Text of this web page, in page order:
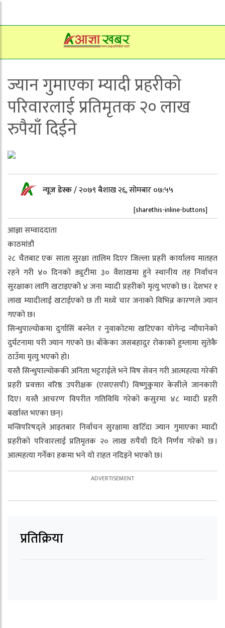
ज्यान गुमाएका म्यादी प्रहरीको
परिवारलाई प्रतिमृतक २० लाख
रुपैयाँ दिईने
न्यूज डेस्क/२०७९ बैशाख २६, सोमबार ०७:५५
[sharethis-inline-buttons]
आज्ञा सम्वाददाता
काठमांडौ
२८ चैतबाट एक साता सुरक्षा तालिम दिएर जिल्ला प्रहरी कार्यालय मातहत
रहने गरी ४० दिनको ड्युटीमा ३० वैशाखमा हुने स्थानीय तह निर्वाचन
सुरक्षाका लागि खटाइएकोे ४ जना म्यादी प्रहरीको मृत्यु भएको छ । देशभर १
लाख म्यादीलाई खटाईएको छ ती मध्ये चार जनाको विभिन्न कारणले ज्यान
गएको छ।
सिन्धुपाल्चोकमा दुर्गासिं बस्नेत र नुवाकोटमा खटिएका योगेन्द्र न्यौपानेको
दुर्घटनामा परी ज्यान गएको छ। बाँकेका जसबहादुर रोकाको हुम्लामा सुतेकै
ठाउँमा मृत्यु भएको हो।
यस्तै सिन्धुपाल्चोककी अनिता भट्टराईले भने विष सेवन गरी आत्महत्या गरेकी
प्रहरी प्रवक्ता वरिष्ठ उपरीक्षक (एसएसपी) विष्णुकुमार केसीले जानकारी
दिए। यस्तै आचरण विपरीत गतिविधि गरेको कसुरमा ४८ म्यादी प्रहरी
बर्खास्त भएका छन्।
मन्त्रिपरिषद्ले आइतबार निर्वाचन सुरक्षामा खटिँदा ज्यान गुमाएका म्यादी
प्रहरीको परिवारलाई प्रतिमृतक २० लाख रुपैयाँ दिने निर्णय गरेको छ ।
आत्महत्या गर्नेका हकमा भने यो राहत नदिइने भएको छ।
प्रतिक्रिया